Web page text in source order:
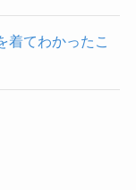
着てわかったこ